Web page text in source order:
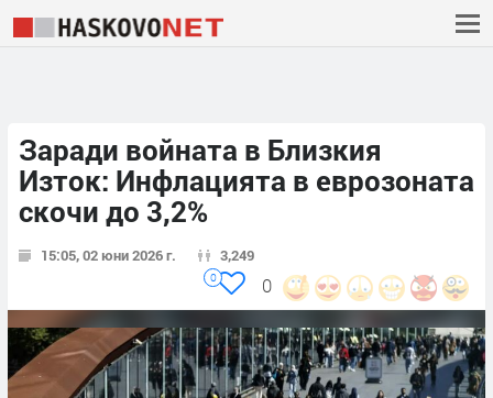
Заради войната в Близкия
Изток: Инфлацията в еврозоната
скочи до 3,2%
15:05, 02 юни 2026 г. 3,249
0
0